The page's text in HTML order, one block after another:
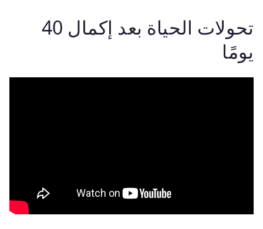
تحولات الحياة بعد إكمال 40
يومًا